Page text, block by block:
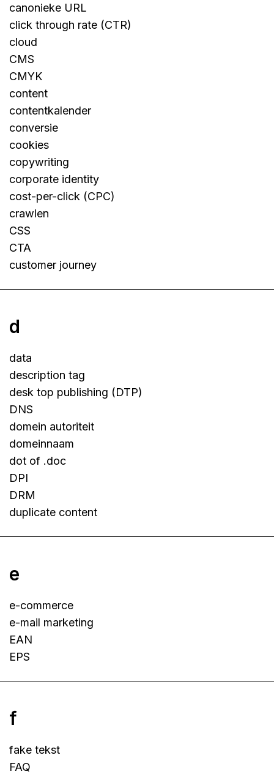
canonieke URL
click through rate (CTR)
cloud
CMS
CMYK
content
contentkalender
conversie
cookies
copywriting
corporate identity
cost-per-click (CPC)
crawlen
CSS
CTA
customer journey
d
data
description tag
desk top publishing (DTP)
DNS
domein autoriteit
domeinnaam
dot of .doc
DPI
DRM
duplicate content
e
e-commerce
e-mail marketing
EAN
EPS
f
fake tekst
FAQ